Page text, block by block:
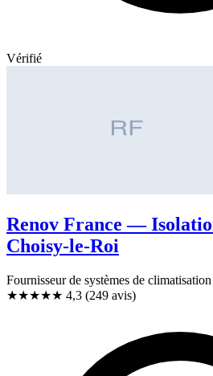
Vérifié
Renov France —
Choisy-le-Roi
Fournisseur de systèmes de climatisation
★★★★★ 4,3 (249 avis)